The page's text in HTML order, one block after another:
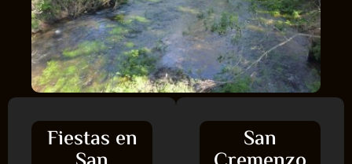
Fiestas en San